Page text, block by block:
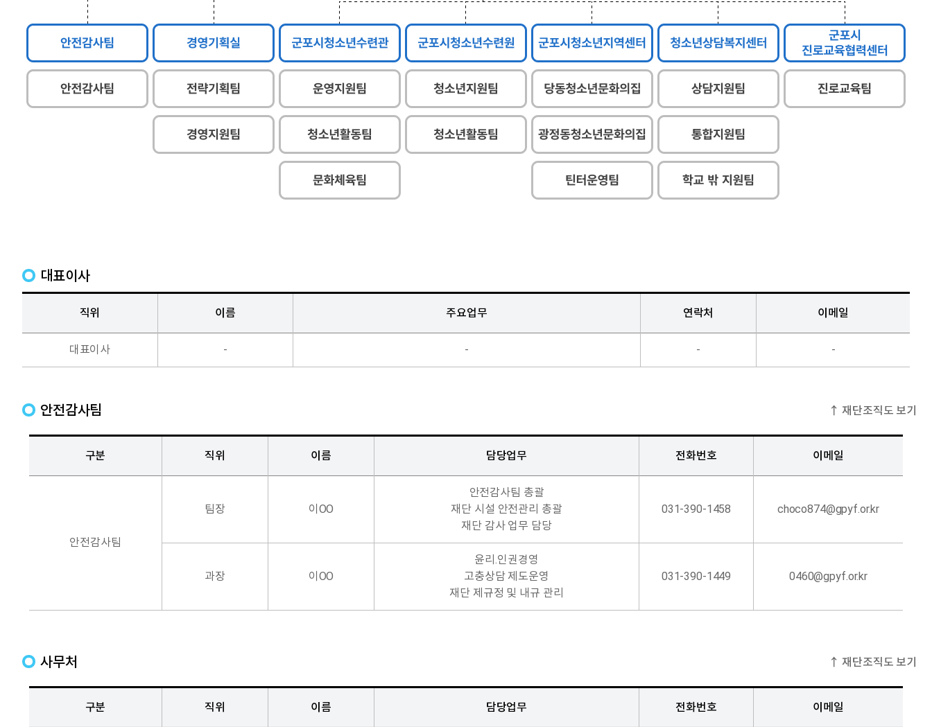
대표이사
직위 이름 주요업무 연락처 이메일
대표이사 - - - -
안전감사팀 ↑ 재단조직도 보기
구분 직위 이름 담당업무 전화번호 이메일
안전감사팀
팀장 이OO
안전감사팀 총괄
재단 시설 안전관리 총괄
재단 감사 업무 담당
031-390-1458 choco874@gpyf.or.kr
과장 이OO
윤리․인권경영
고충상담 제도운영
재단 제규정 및 내규 관리
031-390-1449 0460@gpyf.or.kr
사무처 ↑ 재단조직도 보기
구분 직위 이름 담당업무 전화번호 이메일